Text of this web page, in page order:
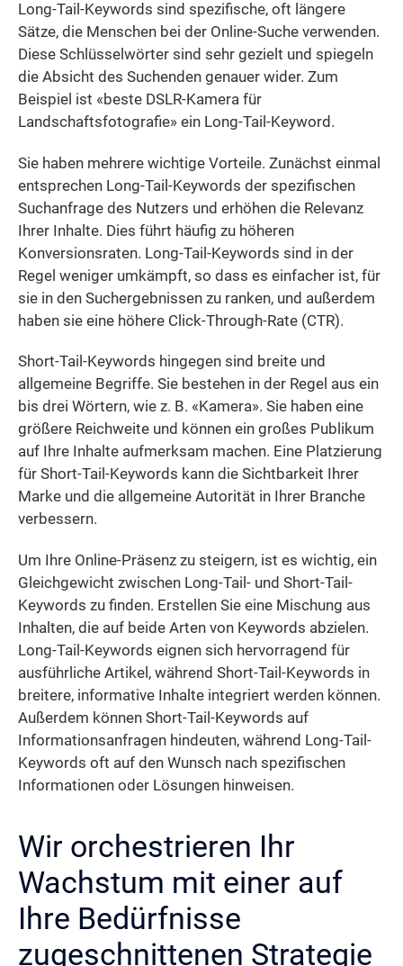
Long-Tail-Keywords sind spezifische, oft längere
Sätze, die Menschen bei der Online-Suche verwenden.
Diese Schlüsselwörter sind sehr gezielt und spiegeln
die Absicht des Suchenden genauer wider. Zum
Beispiel ist «beste DSLR-Kamera für
Landschaftsfotografie» ein Long-Tail-Keyword.
Sie haben mehrere wichtige Vorteile. Zunächst einmal
entsprechen Long-Tail-Keywords der spezifischen
Suchanfrage des Nutzers und erhöhen die Relevanz
Ihrer Inhalte. Dies führt häufig zu höheren
Konversionsraten. Long-Tail-Keywords sind in der
Regel weniger umkämpft, so dass es einfacher ist, für
sie in den Suchergebnissen zu ranken, und außerdem
haben sie eine höhere Click-Through-Rate (CTR).
Short-Tail-Keywords hingegen sind breite und
allgemeine Begriffe. Sie bestehen in der Regel aus ein
bis drei Wörtern, wie z. B. «Kamera». Sie haben eine
größere Reichweite und können ein großes Publikum
auf Ihre Inhalte aufmerksam machen. Eine Platzierung
für Short-Tail-Keywords kann die Sichtbarkeit Ihrer
Marke und die allgemeine Autorität in Ihrer Branche
verbessern.
Um Ihre Online-Präsenz zu steigern, ist es wichtig, ein
Gleichgewicht zwischen Long-Tail- und Short-Tail-
Keywords zu finden. Erstellen Sie eine Mischung aus
Inhalten, die auf beide Arten von Keywords abzielen.
Long-Tail-Keywords eignen sich hervorragend für
ausführliche Artikel, während Short-Tail-Keywords in
breitere, informative Inhalte integriert werden können.
Außerdem können Short-Tail-Keywords auf
Informationsanfragen hindeuten, während Long-Tail-
Keywords oft auf den Wunsch nach spezifischen
Informationen oder Lösungen hinweisen.
Wir orchestrieren Ihr
Wachstum mit einer auf
Ihre Bedürfnisse
zugeschnittenen Strategie